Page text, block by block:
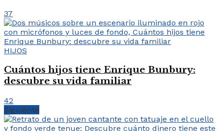
37
HIJOS
Cuántos hijos tiene Enrique Bunbury:
descubre su vida familiar
42
Siguiente